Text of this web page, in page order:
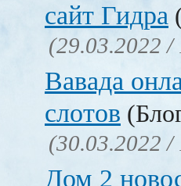
сайт Гидра
(29.03.2022 /
Вавада
слотов
(30.03.2022 /
Дом 2